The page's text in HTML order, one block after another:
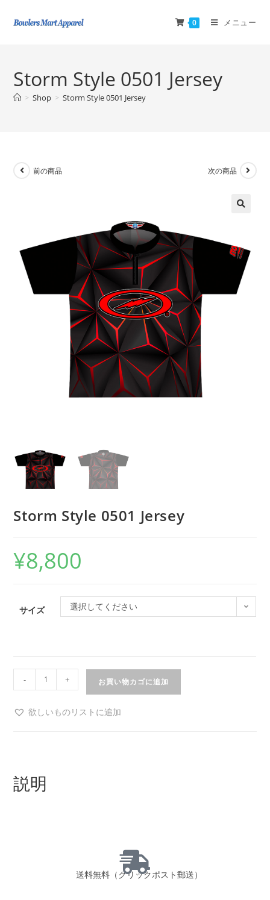
0 メニュー
Storm Style 0501 Jersey
> Shop > Storm Style 0501 Jersey
前の商品 次の商品
Storm Style 0501 Jersey
¥8,800
サイズ 選択してください
- + お買い物カゴに追加
欲しいものリストに追加
説明
送料無料（クリックポスト郵送）